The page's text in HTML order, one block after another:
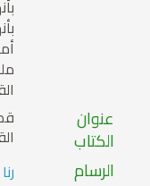
عنوان
الكتاب
الرسام